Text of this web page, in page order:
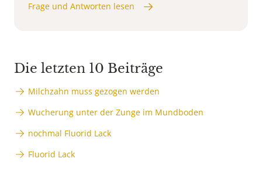
Frage und Antworten lesen
Die letzten 10 Beiträge
Milchzahn muss gezogen werden
Wucherung unter der Zunge im Mundboden
nochmal Fluorid Lack
Fluorid Lack